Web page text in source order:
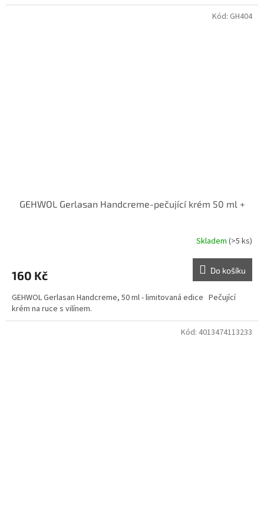
GEHWOL Gerlasan Handcreme-pečující krém 50 ml +
Skladem (>5 ks)
160 Kč Do košíku
GEHWOL Gerlasan Handcreme, 50 ml - limitovaná edice Pečující
krém na ruce s vilínem.
Kód: GH404
Kód: 4013474113233